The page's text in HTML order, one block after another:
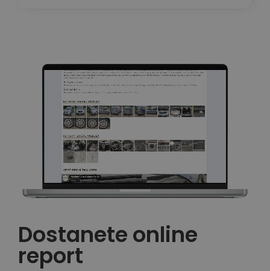
Dostanete online
report